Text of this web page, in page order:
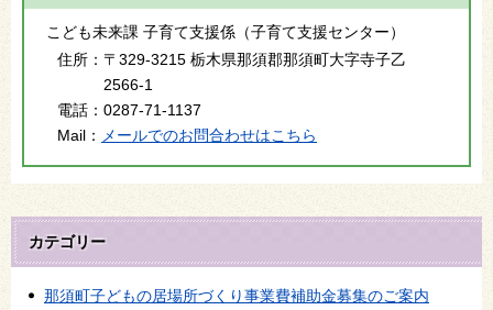
こども未来課 子育て支援係（子育て支援センター）
住所： 〒329-3215 栃木県那須郡那須町大字寺子乙
2566-1
電話： 0287-71-1137
Mail： メールでのお問合わせはこちら
カテゴリー
那須町子どもの居場所づくり事業費補助金募集のご案内